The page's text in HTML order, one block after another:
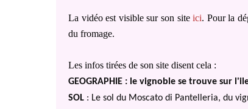
La vidéo est visible sur son siteici. Pour la
du fromage.
Les infos tirées de son site disent cela :
GEOGRAPHIE : le vignoble se trouve sur
SOL : Le sol du Moscato di Pantelleria, du